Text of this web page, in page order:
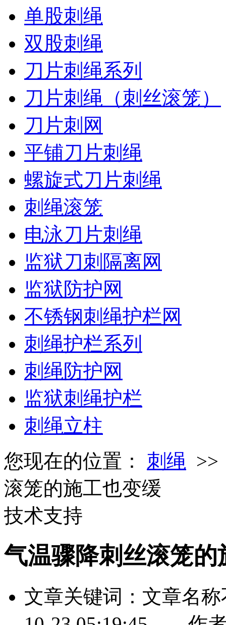
单股刺绳
双股刺绳
刀片刺绳系列
刀片刺绳（刺丝滚笼）
刀片刺网
平铺刀片刺绳
螺旋式刀片刺绳
刺绳滚笼
电泳刀片刺绳
监狱刀刺隔离网
监狱防护网
不锈钢刺绳护栏网
刺绳护栏系列
刺绳防护网
监狱刺绳护栏
刺绳立柱
您现在的位置： 刺绳
滚笼的施工也变缓
技术支持
气温骤降刺丝滚笼的
文章关键词：文章名